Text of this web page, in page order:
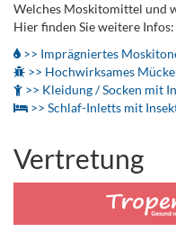
Welches Moskitomittel und
Hier finden Sie weitere Infos:
>> Imprägniertes
>> Hochwirksames
>> Kleidung / Socken mit
>> Schlaf-Inletts mit
Vertretung